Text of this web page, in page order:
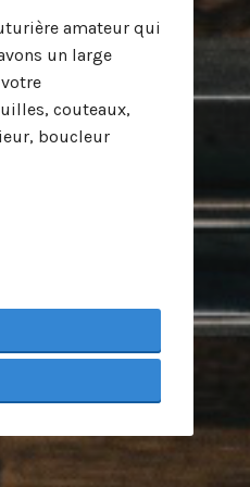
amateur qui
un large
couteaux,
boucleur